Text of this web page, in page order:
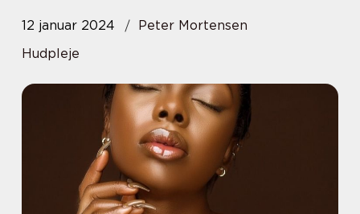
12 januar 2024
Peter Mortensen
Hudpleje